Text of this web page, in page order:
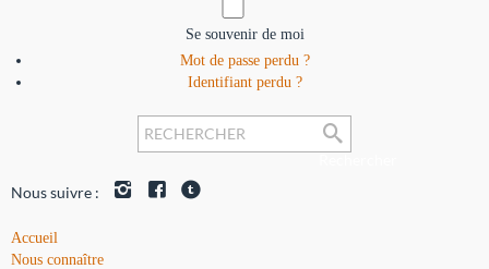
Se souvenir de moi
Mot de passe perdu ?
Identifiant perdu ?
Nous suivre :
Accueil
Nous connaître